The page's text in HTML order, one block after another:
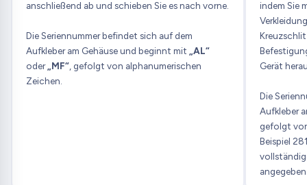
anschließend ab und schieben Sie es nach vorne.
Die Seriennummer befindet sich auf dem
Aufkleber am Gehäuse und beginnt mit
„AL“
oder „MF“, gefolgt von alphanumerischen
Zeichen.
indem Sie
Gerät
Die
Aufkleber
gefolgt
Beispiel